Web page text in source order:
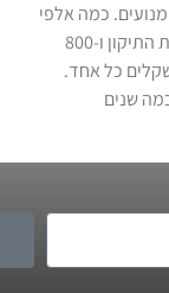
כמה אלפי
בעלי אופל שנפגעו יקבלו החזר של עלויות התיקון ו-800
וכל שאר בעלי הרכב יקבלו 100 שקלים כל אחד.
שנים